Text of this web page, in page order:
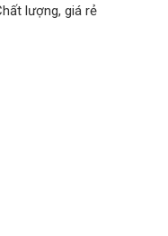
lượng, giá rẻ